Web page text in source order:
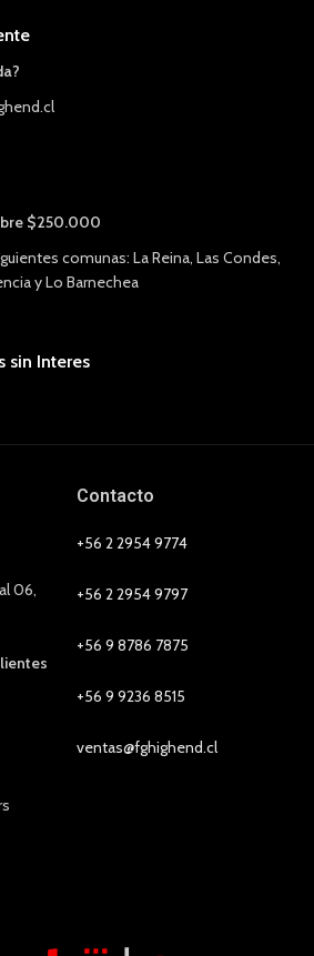
$250.000
comunas: La Reina, Las Condes,
y Lo Barnechea
sin Interes
06,
Contacto
+56 2 2954 9774
+56 2 2954 9797
+56 9 8786 7875
+56 9 9236 8515
ventas@fghighend.cl